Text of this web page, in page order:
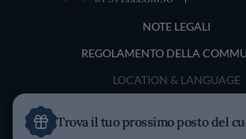
Terms and Conditions
NOTE LEGALI
REGOLAMENTO DELLA
LOCATION & LANGUAGE
Trova il tuo prossimo posto del